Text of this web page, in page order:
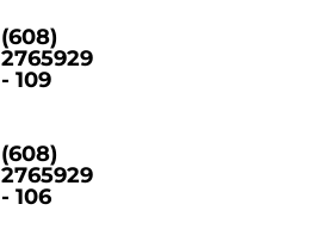
(608)
2765929
- 109
(608)
2765929
- 106